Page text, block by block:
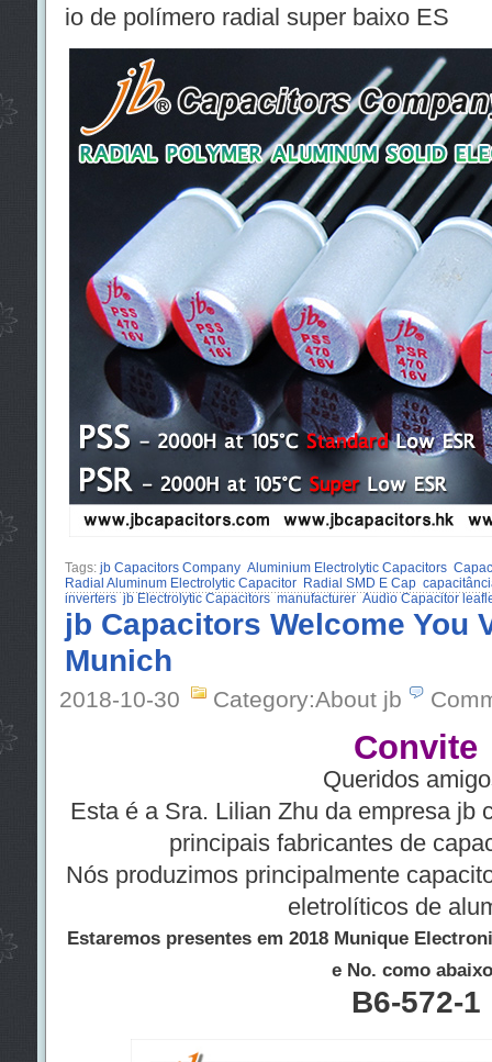
io de polímero radial super baixo ES
Tags: jb Capacitors Company Aluminium Electrolytic Capacitors
Radial Aluminum Electrolytic Capacitor
Radial SMD E Cap
inverters jb Electrolytic Capacitors manufacturer Audio Capacitor
jb Capacitors Welcome You
Munich
2018-10-30 Category:About jb
Convite
Queridos
Esta é a Sra. Lilian Zhu da empresa jb
principais fabricantes de
Nós produzimos principalmente
eletrolíticos de
Estaremos presentes em 2018 Munique
e No. como
B6-572-1